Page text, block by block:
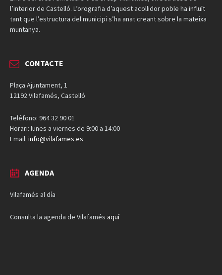
l’interior de Castelló. L’orografia d’aquest acollidor poble ha influït
tant que l’estructura del municipi s’ha anat creant sobre la mateixa
muntanya.
CONTACTE
Plaça Ajuntament, 1
12192 Vilafamés, Castelló
Teléfono: 964 32 90 01
Horari: lunes a viernes de 9:00 a 14:00
Email: info@vilafames.es
AGENDA
Vilafamés al día
Consulta la agenda de Vilafamés aquí